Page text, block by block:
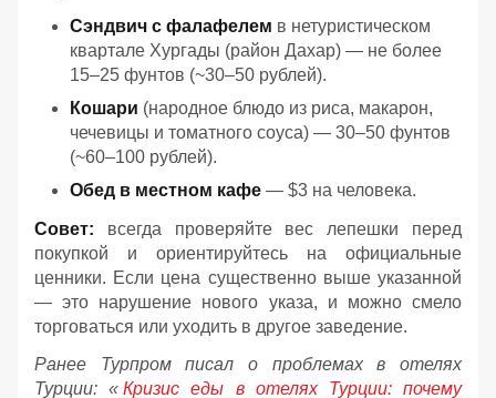
Сэндвич с фалафелем в нетуристическом
квартале Хургады (район Дахар) — не более
15–25 фунтов (~30–50 рублей).
Кошари (народное блюдо из риса, макарон,
чечевицы и томатного соуса) — 30–50 фунтов
(~60–100 рублей).
Обед в местном кафе — $3 на человека.
Совет: всегда проверяйте вес лепешки перед
покупкой и ориентируйтесь на официальные
ценники. Если цена существенно выше указанной
— это нарушение нового указа, и можно смело
торговаться или уходить в другое заведение.
Ранее Турпром писал о проблемах в отелях
Турции: « Кризис еды в отелях Турции: почему